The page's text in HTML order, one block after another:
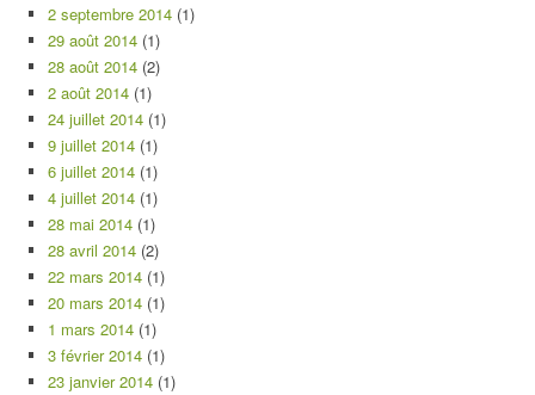
2 septembre 2014 (1)
29 août 2014 (1)
28 août 2014 (2)
2 août 2014 (1)
24 juillet 2014 (1)
9 juillet 2014 (1)
6 juillet 2014 (1)
4 juillet 2014 (1)
28 mai 2014 (1)
28 avril 2014 (2)
22 mars 2014 (1)
20 mars 2014 (1)
1 mars 2014 (1)
3 février 2014 (1)
23 janvier 2014 (1)